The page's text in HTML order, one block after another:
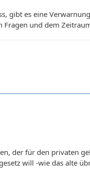
gibt es eine
und dem
der für den privaten
will -wie das alte